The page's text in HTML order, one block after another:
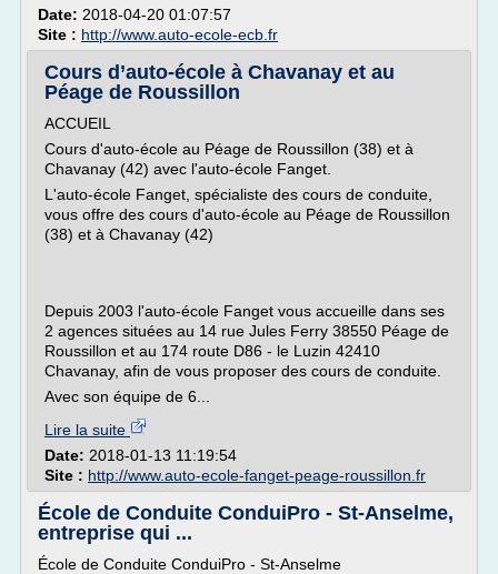
Date: 2018-04-20 01:07:57
Site : http://www.auto-ecole-ecb.fr
Cours d’auto-école à Chavanay et au
Péage de Roussillon
ACCUEIL
Cours d'auto-école au Péage de Roussillon (38) et à
Chavanay (42) avec l'auto-école Fanget.
L'auto-école Fanget, spécialiste des cours de conduite,
vous offre des cours d'auto-école au Péage de Roussillon
(38) et à Chavanay (42)
Depuis 2003 l'auto-école Fanget vous accueille dans ses
2 agences situées au 14 rue Jules Ferry 38550 Péage de
Roussillon et au 174 route D86 - le Luzin 42410
Chavanay, afin de vous proposer des cours de conduite.
Avec son équipe de 6...
Lire la suite
Date: 2018-01-13 11:19:54
Site : http://www.auto-ecole-fanget-peage-roussillon.fr
École de Conduite ConduiPro - St-Anselme,
entreprise qui ...
École de Conduite ConduiPro - St-Anselme